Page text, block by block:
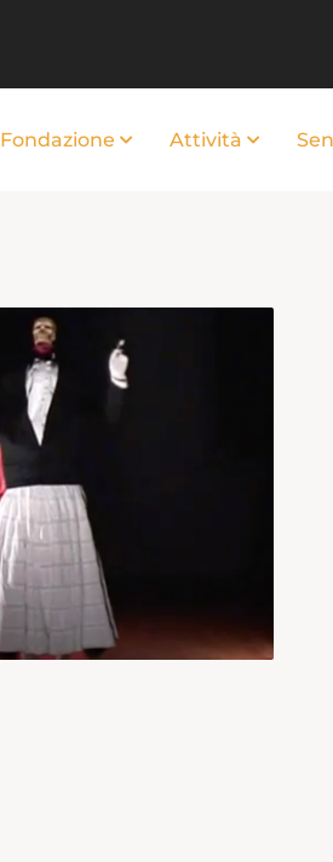
Fondazione Attività